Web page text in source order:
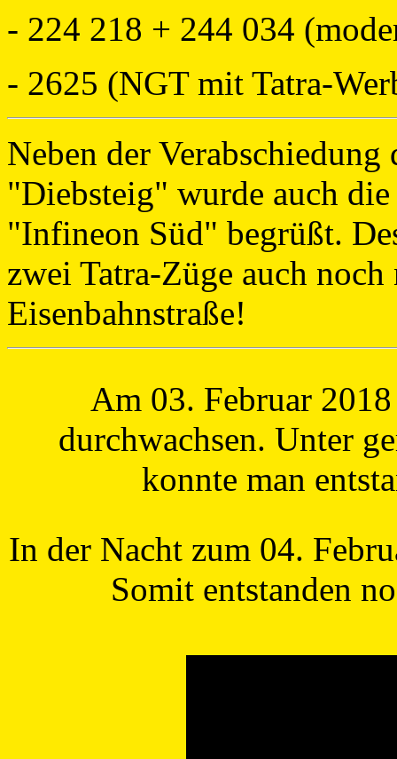
- 224 218 + 244 034
- 2625 (NGT mit Tatra-
Neben der
"Diebsteig" wurde auch
"Infineon Süd" begrüßt.
zwei Tatra-Züge auch
Eisenbahnstraße!
Am 03. Februar
durchwachsen. Unter
konnte man
In der Nacht zum 04.
Somit entstanden